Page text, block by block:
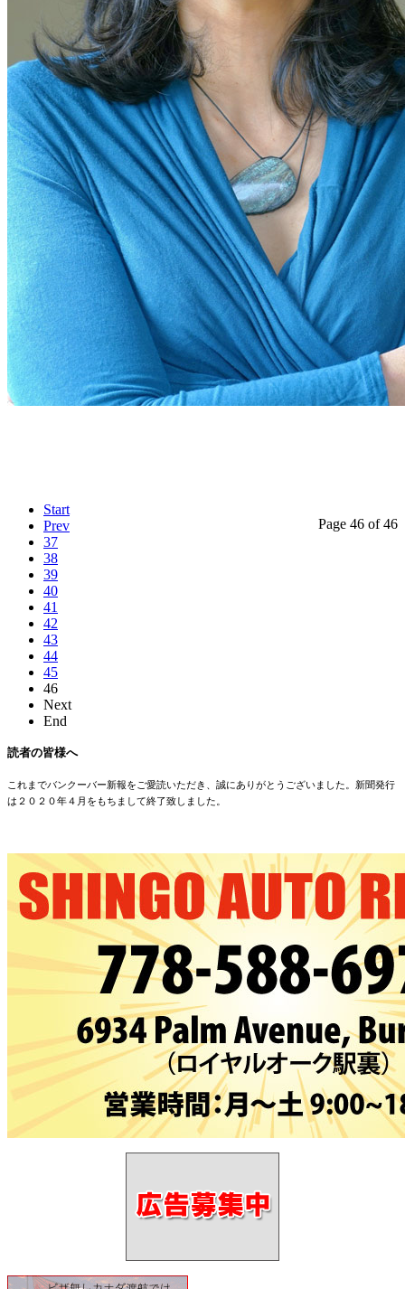
Page 46 of 46
Start
Prev
37
38
39
40
41
42
43
44
45
46
Next
End
読者の皆様へ
これまでバンクーバー新報をご愛読いただき、誠にありがとうございました。新聞発行
は２０２０年４月をもちまして終了致しました。